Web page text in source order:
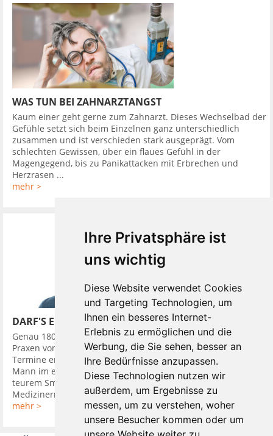
Ihre Privatsphäre ist
uns wichtig
Diese Website verwendet Cookies
und Targeting Technologien, um
Ihnen ein besseres Internet-
Erlebnis zu ermöglichen und die
Werbung, die Sie sehen, besser an
Ihre Bedürfnisse anzupassen.
Diese Technologien nutzen wir
außerdem, um Ergebnisse zu
messen, um zu verstehen, woher
unsere Besucher kommen oder um
WAS TUN BEI ZAHNARZTANGST
Kaum einer geht gerne zum Zahnarzt. Dieses Wechselbad der
Gefühle setzt sich beim Einzelnen ganz unterschiedlich
zusammen und ist verschieden stark ausgeprägt. Vom
schlechten Gewissen, über ein flaues Gefühl in der
Magengegend, bis zu Panikattacken mit Erbrechen und
Herzrasen ...
mehr >
DARF'S EIN BISSCHEN MEHR SEIN?
Genau 180 Mal besuchte ein junger Züricher im Jahr 2016
Praxen von Zahnärzten. Das Besondere war: Bei der Hälfte der
Termine erschien er als gepflegter, Erfolg ausstrahlender
Mann im edlen Anzug und ausgestattet mit Accessoires, wie
teurem Smartphone, die Status symbolisierten. Den
Medizinern sagte ...
mehr >